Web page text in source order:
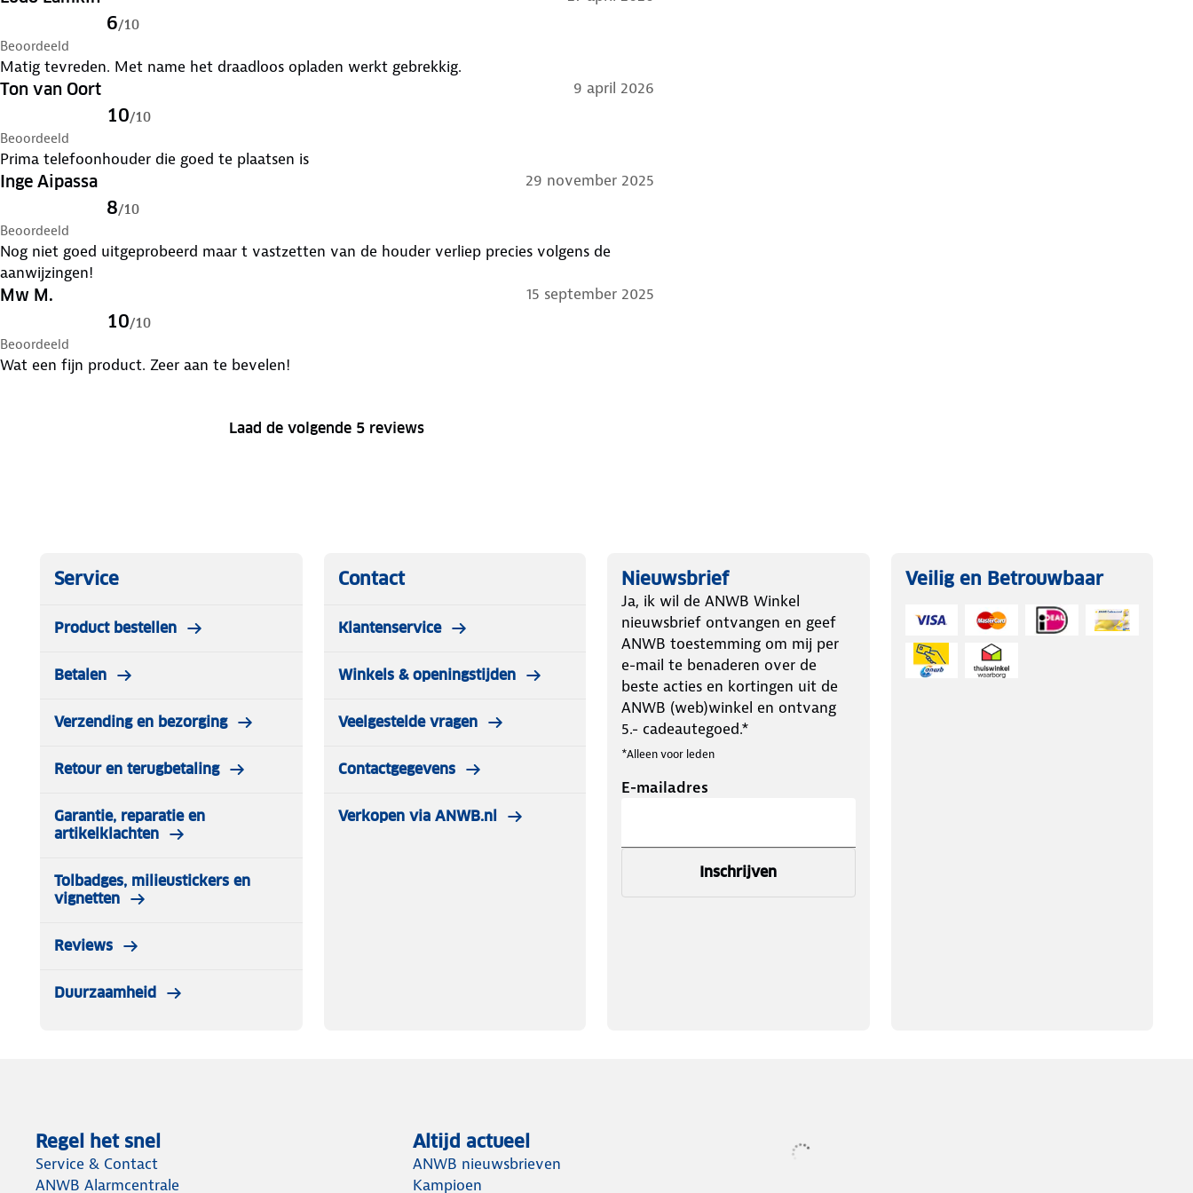
Metalen ring *1
Nat- en droog-reinigingsdoekjes *1
Handleiding *1
Oplaadkabel *1
Positioneringstool *1
Beschermfolie *1
6/10
Beoordeeld
Matig tevreden. Met name het draadloos opladen werkt gebrekkig.
Ton van Oort 9 april 2026
10/10
Beoordeeld
Prima telefoonhouder die goed te plaatsen is
Inge Aipassa 29 november 2025
8/10
Beoordeeld
Nog niet goed uitgeprobeerd maar t vastzetten van de houder verliep precies volgens de
aanwijzingen!
Mw M. 15 september 2025
10/10
Beoordeeld
Wat een fijn product. Zeer aan te bevelen!
Laad de volgende 5 reviews
Service
Product bestellen
Betalen
Verzending en bezorging
Retour en terugbetaling
Garantie, reparatie en
artikelklachten
Tolbadges, milieustickers en
vignetten
Reviews
Duurzaamheid
Contact
Klantenservice
Winkels & openingstijden
Veelgestelde vragen
Contactgegevens
Verkopen via ANWB.nl
Nieuwsbrief
Ja, ik wil de ANWB Winkel
nieuwsbrief ontvangen en geef
ANWB toestemming om mij per
e-mail te benaderen over de
beste acties en kortingen uit de
ANWB (web)winkel en ontvang
5.- cadeautegoed.*
*Alleen voor leden
E-mailadres
Inschrijven
Veilig en Betrouwbaar
Regel het snel
Service & Contact
ANWB Alarmcentrale
Altijd actueel
ANWB nieuwsbrieven
Kampioen